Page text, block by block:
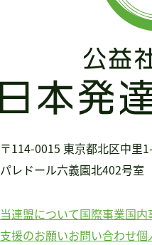
〒114-0015 東京都北区中里
パレドール六義園北402号室
当連盟について国際事業国内
支援のお願いお問い合わせ個
支援のお願い